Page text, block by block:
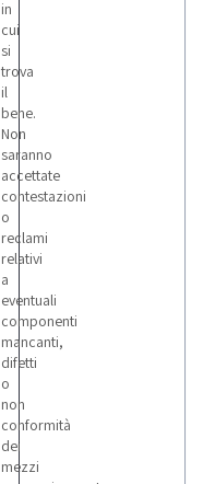
in
cui
si
trova
il
bene.
Non
saranno
accettate
contestazioni
o
reclami
relativi
a
eventuali
componenti
mancanti,
difetti
o
non
conformità
dei
mezzi